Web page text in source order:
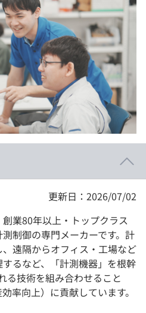
更新日：2026/07/02
業80年以上・トップクラス
制御の専門メーカーです。計
遠隔からオフィス・工場など
るなど、「計測機器」を根幹
る技術を組み合わせること
率向上）に貢献しています。